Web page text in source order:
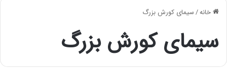
خانه/سیمای کورش بزرگ
سیمای کورش بزرگ